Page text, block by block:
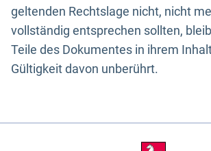
geltenden Rechtslage nicht, nicht
vollständig entsprechen sollten,
Teile des Dokumentes in ihrem
Gültigkeit davon unberührt.